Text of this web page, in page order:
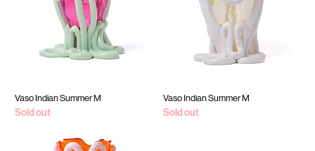
Vaso Indian Summer M
Sold out
Vaso Indian Summer M
Sold out